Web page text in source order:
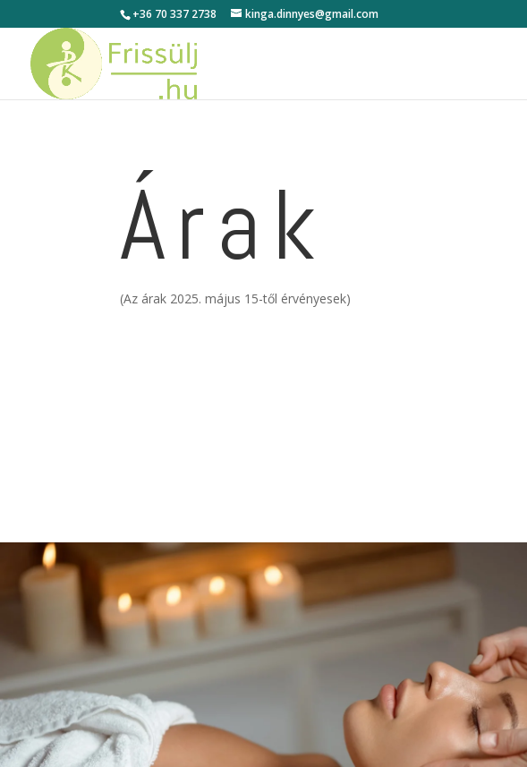
+36 70 337 2738 kinga.dinnyes@gmail.com
Árak
(Az árak 2025. május 15-től érvényesek)